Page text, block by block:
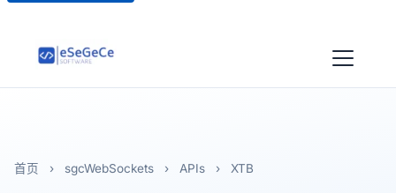
首页 › sgcWebSockets › APIs › XTB